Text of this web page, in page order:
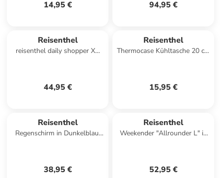
14,95 € 94,95 €
Reisenthel
reisenthel daily shopper XS
44,95 €
Reisenthel
Thermocase Kühltasche 20 cm
15,95 €
Reisenthel
Regenschirm in Dunkelblau/
38,95 €
Reisenthel
Weekender "Allrounder L" in
52,95 €